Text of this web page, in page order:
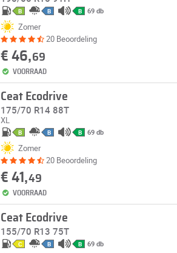
B B B 69 db
Zomer
20 Beoordeling
€ 46,69
VOORRAAD
Ceat Ecodrive
175/70 R14 88T
XL
B B B 69 db
Zomer
20 Beoordeling
€ 41,49
VOORRAAD
Ceat Ecodrive
155/70 R13 75T
C B B 69 db